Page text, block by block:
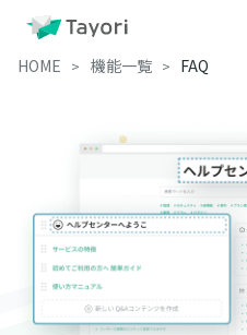
HOME 機能一覧 FAQ